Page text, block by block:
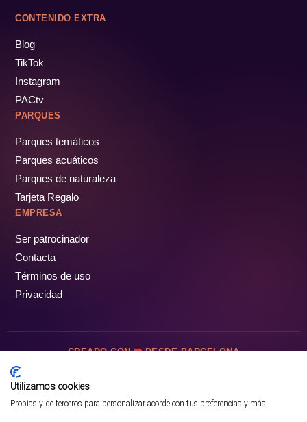
CONTENIDO EXTRA
Blog
TikTok
Instagram
PACtv
PARQUES
Parques temáticos
Parques acuáticos
Parques de naturaleza
Tarjeta Regalo
EMPRESA
Ser patrocinador
Contacta
Términos de uso
Privacidad
CREADO CON DESDE BARCELONA
Utilizamos cookies
Propias y de terceros para personalizar acorde con tus preferencias y más